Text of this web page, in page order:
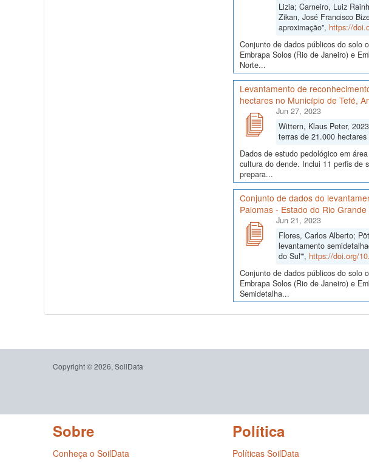
Lizia; Carneiro, Luiz
Zikan, José Francisco
aproximação", https://
Conjunto de dados públicos do solo
Embrapa Solos (Rio de Janeiro) e
Norte...
Levantamento de
hectares no Município de Tefé,
Jun 27, 2023
Wittern, Klaus Peter,
terras de 21.000
Dados de estudo pedológico em
cultura do dende. Inclui 11 perfis de
prepara...
Conjunto de dados do
Palomas - Estado do Rio Grande
Jun 21, 2023
Flores, Carlos Alberto;
levantamento
do Sul'", https://doi.org/
Conjunto de dados públicos do solo
Embrapa Solos (Rio de Janeiro) e
Semidetalha...
Copyright © 2026, SoilData
Sobre
Conheça o SoilData
Política
Políticas SoilData